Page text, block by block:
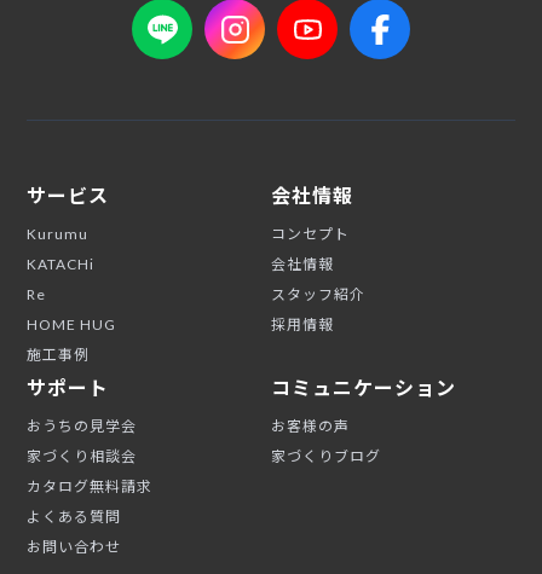
サービス
Kurumu
KATACHi
Re
HOME HUG
施工事例
会社情報
コンセプト
会社情報
スタッフ紹介
採用情報
サポート
おうちの見学会
家づくり相談会
カタログ無料請求
よくある質問
お問い合わせ
コミュニケーション
お客様の声
家づくりブログ